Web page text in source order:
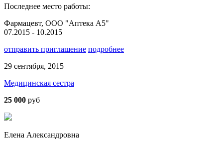
Последнее место работы:
Фармацевт, ООО "Аптека А5"
07.2015 - 10.2015
отправить приглашение подробнее
29 сентября, 2015
Медицинская сестра
25 000 руб
Елена Александровна